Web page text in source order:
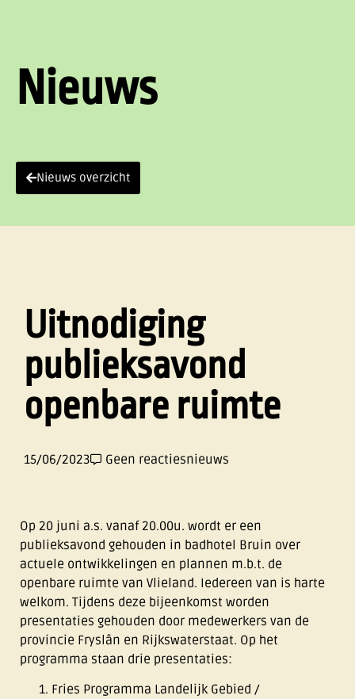
Nieuws
Nieuws overzicht
Uitnodiging
publieksavond
openbare ruimte
15/06/2023 Geen reactiesnieuws
Op 20 juni a.s. vanaf 20.00u. wordt er een
publieksavond gehouden in badhotel Bruin over
actuele ontwikkelingen en plannen m.b.t. de
openbare ruimte van Vlieland. Iedereen van is harte
welkom. Tijdens deze bijeenkomst worden
presentaties gehouden door medewerkers van de
provincie Fryslân en Rijkswaterstaat. Op het
programma staan drie presentaties:
Fries Programma Landelijk Gebied /